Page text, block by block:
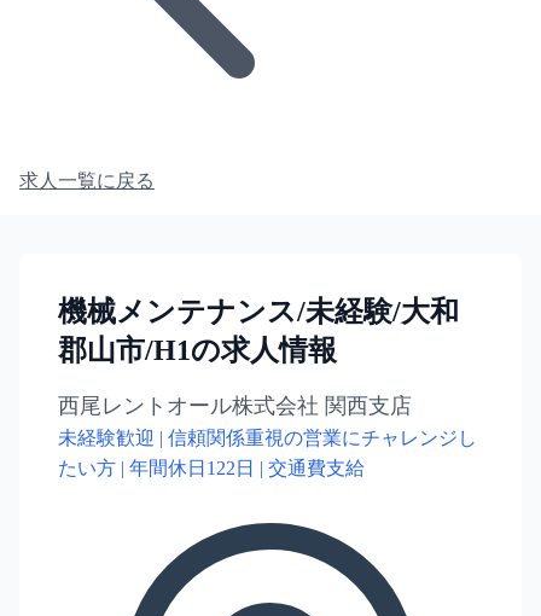
求人一覧に戻る
機械メンテナンス/未経験/大和
郡山市/H1の求人情報
西尾レントオール株式会社 関西支店
未経験歓迎 | 信頼関係重視の営業にチャレンジし
たい方 | 年間休日122日 | 交通費支給